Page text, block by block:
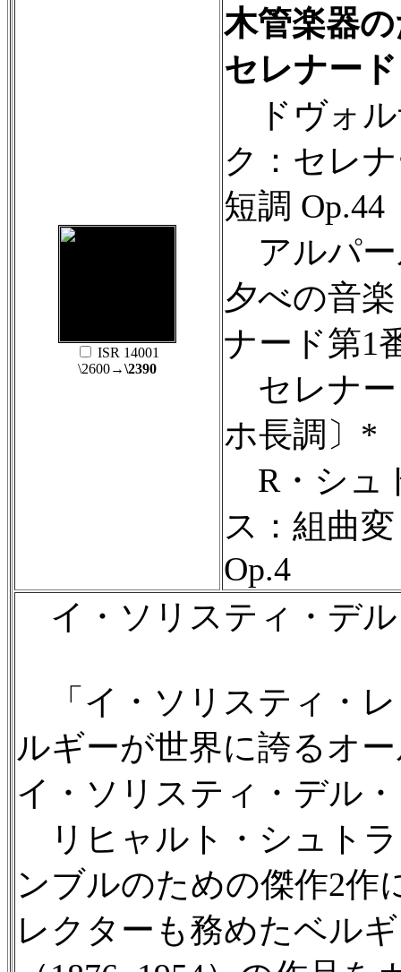
ISR 14001
\2600→\2390
木管楽器
セレナード
ドヴォル
ク：セレ
短調 Op.44
アルパー
夕べの音
ナード第1
セレナー
ホ長調〕*
R・シュ
ス：組曲
Op.4
イ・ソリスティ・デ
「イ・ソリスティ・レ
ルギーが世界に誇るオ
イ・ソリスティ・デル
リヒャルト・シュト
ンブルのための傑作2作
レクターも務めたベル